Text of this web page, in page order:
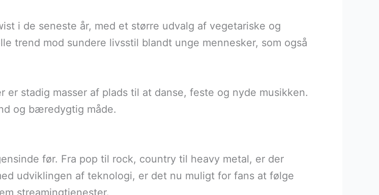
i de seneste år, med et større udvalg af vegetariske og
trend mod sundere livsstil blandt unge mennesker, som også
stadig masser af plads til at danse, feste og nyde musikken.
og bæredygtig måde.
før. Fra pop til rock, country til heavy metal, er der
udviklingen af teknologi, er det nu muligt for fans at følge
streamingtjenester.